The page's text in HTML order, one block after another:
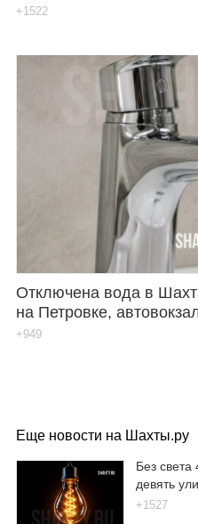
+1522
Отключена вода в
на Петровке,
+949
Еще новости на Шахты.ру
Без света
девять
+1527